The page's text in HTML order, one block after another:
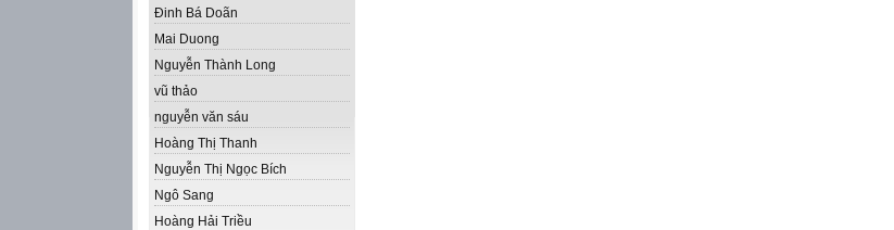
Đinh Bá Doãn
Mai Duong
Nguyễn Thành Long
vũ thảo
nguyễn văn sáu
Hoàng Thị Thanh
Nguyễn Thị Ngọc Bích
Ngô Sang
Hoàng Hải Triều